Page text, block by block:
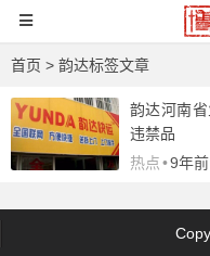
首页 > 韵达标签文章
韵达河南
违禁品
热点•9年